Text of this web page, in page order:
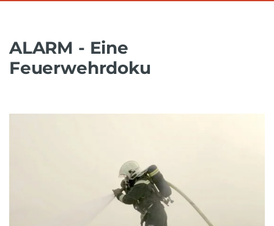
ALARM - Eine
Feuerwehrdoku